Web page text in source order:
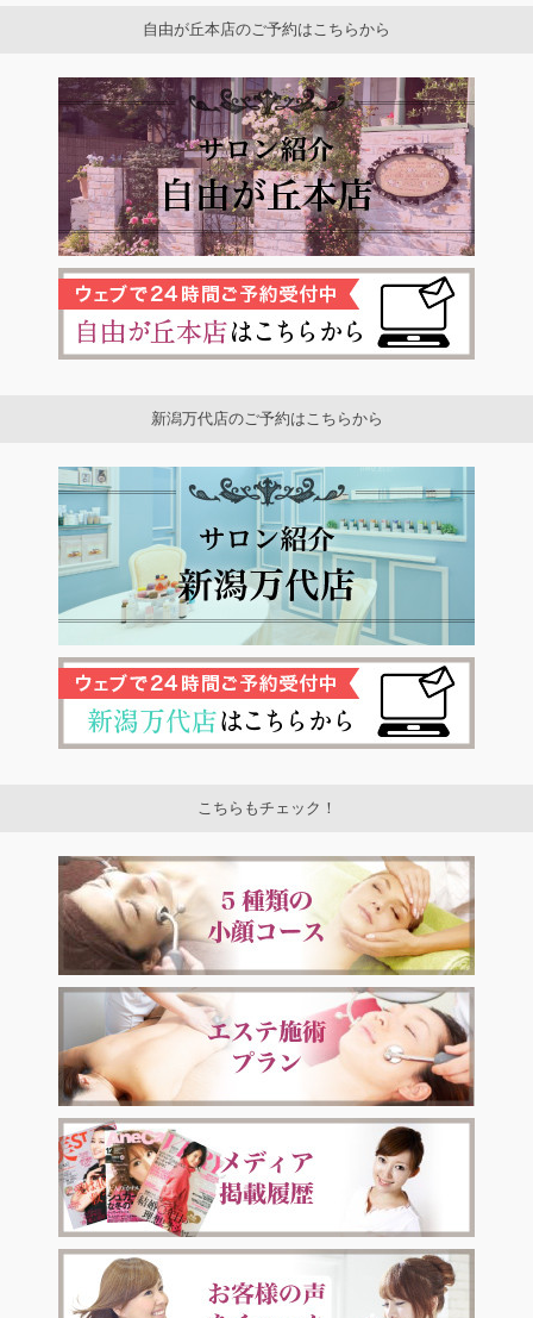
自由が丘本店のご予約はこちらから
新潟万代店のご予約はこちらから
こちらもチェック！